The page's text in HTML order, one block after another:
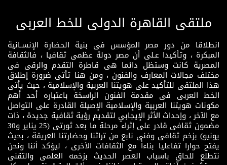
ملتقى القاهرة الدولى للخط العربى
انطلاقا من دور مصر المؤسس فى بنية الحضارة الإنسـانية
المبكرة ، وتأكيدا عـلى أن مصر دولة عظمى ثقافيا ، فالثقافة
المصرية كانت وستظل دائما هى قاطرة التقدم والرقى فى
مختلف مجالات المعارف والفنون ، ومن هنا تأتى ضرورة إطلاق
هذا الملتقى للتأكيد على هويتنا العربية والإسلامية ، حيث يأتى
الخط العربى فى مقدمة الفنون الراسخة باعتباره أحد أهم
مكونات هويتنا العربية والإسلامية الإصيلة القادرة على التواصل
مع الآخر ، وإحداث الأثر الإيجابي لتقديم رؤية ثقافية جديدة ، ذات
مضمون ثقافى قادر على إثراء مرحلة ما بعد ثورتى (25 يناير و30
يونيو) بزخم ثقافى وفنى نابع من تراثنا وحضارتنا العريقة ، بحيث
يفتح حوارا تفاعليا بناءاً مع الثقافات الأخرى ، ليؤكد أننا ونحن
نتطلع للحاق باسباب العصر الحديث بزخمه العلمى والتقنى